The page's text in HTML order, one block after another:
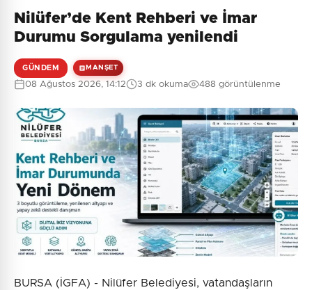
Nilüfer’de Kent Rehberi ve İmar
Durumu Sorgulama yenilendi
GÜNDEM MANŞET
08 Ağustos 2026, 14:12 3 dk okuma 488 görüntülenme
BURSA (İGFA) - Nilüfer Belediyesi, vatandaşların